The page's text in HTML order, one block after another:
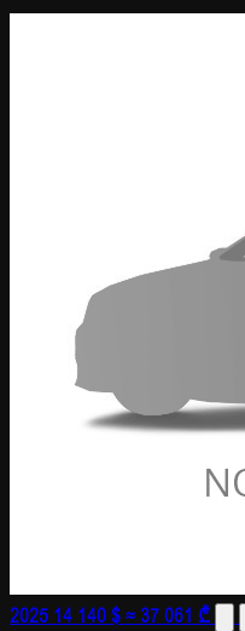
2025 14 140 $≈ 37 061 ₾